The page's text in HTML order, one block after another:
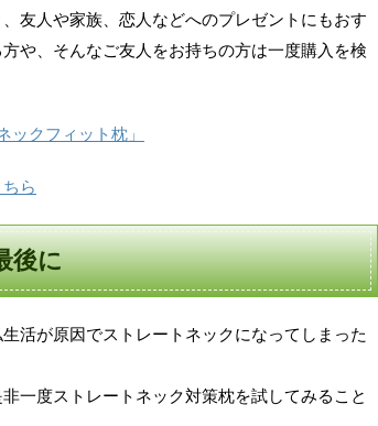
友人や家族、恋人などへのプレゼントにもおす
や、そんなご友人をお持ちの方は一度購入を検
ックフィット枕」
ら
後に
活が原因でストレートネックになってしまった
一度ストレートネック対策枕を試してみること